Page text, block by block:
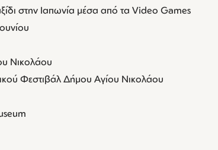
στην Ιαπωνία μέσα από τα Video Games
Νικολάου
Φεστιβάλ Δήμου Αγίου Νικολάου